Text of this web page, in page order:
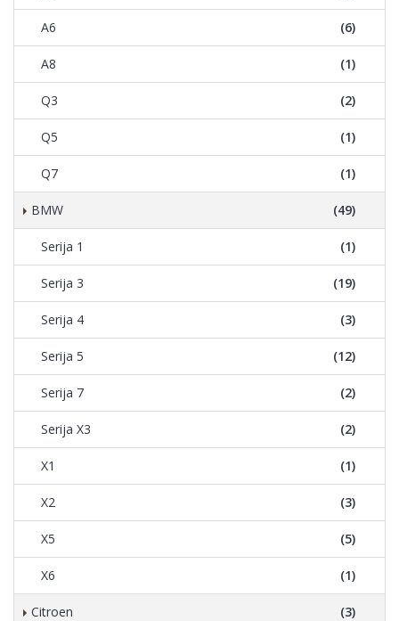
A6 (6)
A8 (1)
Q3 (2)
Q5 (1)
Q7 (1)
BMW (49)
Serija 1 (1)
Serija 3 (19)
Serija 4 (3)
Serija 5 (12)
Serija 7 (2)
Serija X3 (2)
X1 (1)
X2 (3)
X5 (5)
X6 (1)
Citroen (3)